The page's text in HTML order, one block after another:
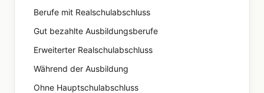
Berufe mit Realschulabschluss
Gut bezahlte Ausbildungsberufe
Erweiterter Realschulabschluss
Während der Ausbildung
Ohne Hauptschulabschluss